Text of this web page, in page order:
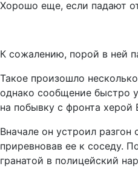
Хорошо еще, если падают
К сожалению, порой в ней
Такое произошло
однако сообщение быстро
на побывку с фронта херой
Вначале он устроил
приревновав ее к соседу.
гранатой в полицейский